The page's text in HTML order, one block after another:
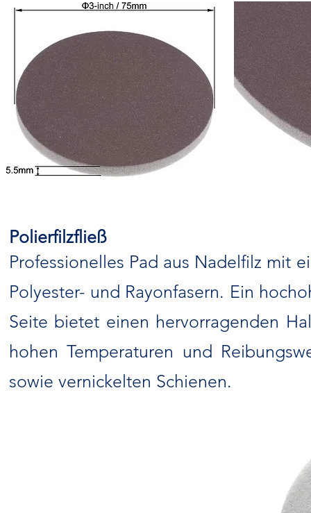
Polierfilzfließ
Professionelles Pad aus Nadelfilz mit
Polyester- und Rayonfasern. Ein
Seite bietet einen hervorragenden
hohen Temperaturen und
sowie vernickelten Schienen.